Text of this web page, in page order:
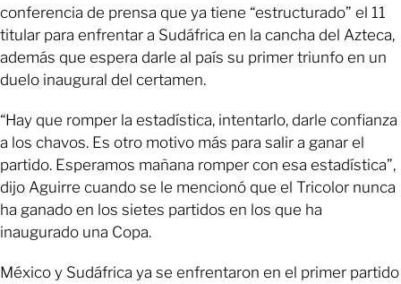
conferencia de prensa que ya tiene “estructurado” el 11
titular para enfrentar a Sudáfrica en la cancha del Azteca,
además que espera darle al país su primer triunfo en un
duelo inaugural del certamen.
“Hay que romper la estadística, intentarlo, darle confianza
a los chavos. Es otro motivo más para salir a ganar el
partido. Esperamos mañana romper con esa estadística”,
dijo Aguirre cuando se le mencionó que el Tricolor nunca
ha ganado en los sietes partidos en los que ha
inaugurado una Copa.
México y Sudáfrica ya se enfrentaron en el primer partido